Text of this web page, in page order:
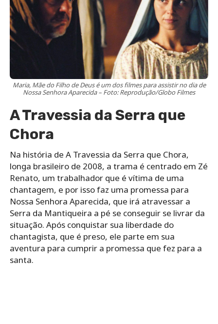
Maria, Mãe do Filho de Deus é um dos filmes para assistir no dia de
Nossa Senhora Aparecida – Foto: Reprodução/Globo Filmes
A Travessia da Serra que
Chora
Na história de A Travessia da Serra que Chora,
longa brasileiro de 2008, a trama é centrado em Zé
Renato, um trabalhador que é vítima de uma
chantagem, e por isso faz uma promessa para
Nossa Senhora Aparecida, que irá atravessar a
Serra da Mantiqueira a pé se conseguir se livrar da
situação. Após conquistar sua liberdade do
chantagista, que é preso, ele parte em sua
aventura para cumprir a promessa que fez para a
santa.